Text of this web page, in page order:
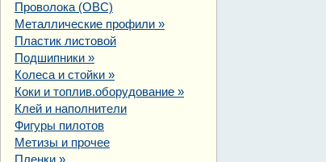
Проволока (ОВС)
Металлические профили »
Пластик листовой
Подшипники »
Колеса и стойки »
Коки и топлив.оборудование »
Клей и наполнители
Фигуры пилотов
Метизы и прочее